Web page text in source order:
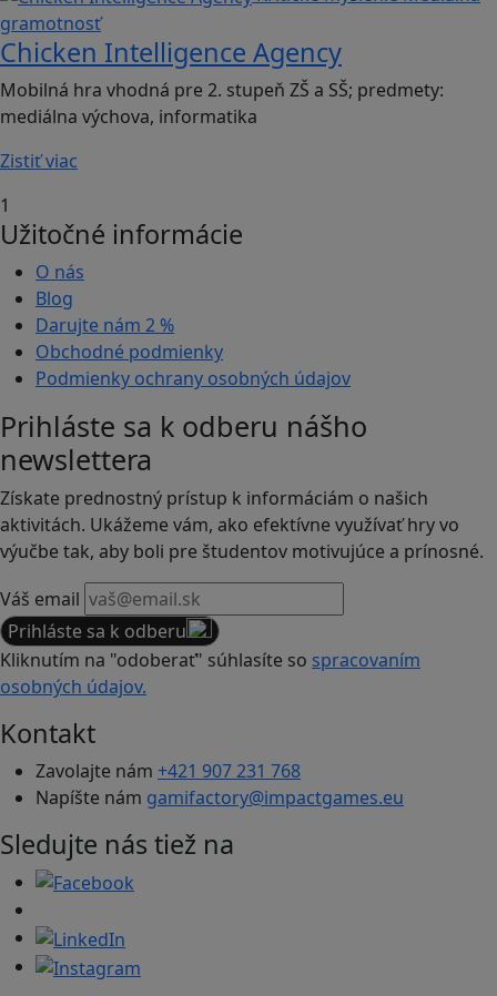
gramotnosť
Chicken Intelligence Agency
Mobilná hra vhodná pre 2. stupeň ZŠ a SŠ; predmety:
mediálna výchova, informatika
Zistiť viac
1
Užitočné informácie
O nás
Blog
Darujte nám 2 %
Obchodné podmienky
Podmienky ochrany osobných údajov
Prihláste sa k odberu nášho
newslettera
Získate prednostný prístup k informáciám o našich
aktivitách. Ukážeme vám, ako efektívne využívať hry vo
výučbe tak, aby boli pre študentov motivujúce a prínosné.
Váš email
Prihláste sa k odberu
Kliknutím na "odoberať" súhlasíte so spracovaním
osobných údajov.
Kontakt
Zavolajte nám +421 907 231 768
Napíšte nám gamifactory@impactgames.eu
Sledujte nás tiež na